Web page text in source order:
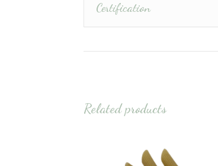
Certification
Related products